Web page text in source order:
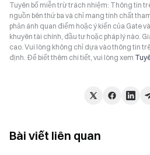
Tuyên bố miễn trừ trách nhiệm: Thông tin
nguồn bên thứ ba và chỉ mang tính chất
phản ánh quan điểm hoặc ý kiến của Gate
khuyên tài chính, đầu tư hoặc pháp lý nào.
cao. Vui lòng không chỉ dựa vào thông tin
định. Để biết thêm chi tiết, vui lòng xem
Bài viết liên quan